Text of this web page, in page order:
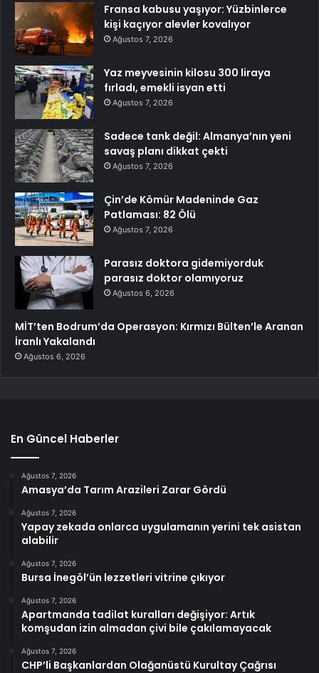
Fransa kabusu yaşıyor: Yüzbinlerce
kişi kaçıyor alevler kovalıyor
Ağustos 7, 2026
Yaz meyvesinin kilosu 300 liraya
fırladı, emekli isyan etti
Ağustos 7, 2026
Sadece tank değil: Almanya’nın yeni
savaş planı dikkat çekti
Ağustos 7, 2026
Çin’de Kömür Madeninde Gaz
Patlaması: 82 Ölü
Ağustos 7, 2026
Parasız doktora gidemiyorduk
parasız doktor olamıyoruz
Ağustos 6, 2026
MİT’ten Bodrum’da Operasyon: Kırmızı Bülten’le Aranan
İranlı Yakalandı
Ağustos 6, 2026
En Güncel Haberler
Ağustos 7, 2026
Amasya’da Tarım Arazileri Zarar Gördü
Ağustos 7, 2026
Yapay zekada onlarca uygulamanın yerini tek asistan
alabilir
Ağustos 7, 2026
Bursa İnegöl’ün lezzetleri vitrine çıkıyor
Ağustos 7, 2026
Apartmanda tadilat kuralları değişiyor: Artık
komşudan izin almadan çivi bile çakılamayacak
Ağustos 7, 2026
CHP’li Başkanlardan Olağanüstü Kurultay Çağrısı